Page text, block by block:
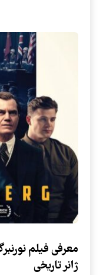
معرفی فیلم
ژانر تاریخی